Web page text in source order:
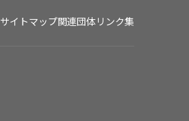
サイトマップ関連団体リンク集